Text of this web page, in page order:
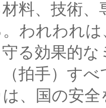
料、技術
。われわれ
る効果的
拍手）す
、国の安